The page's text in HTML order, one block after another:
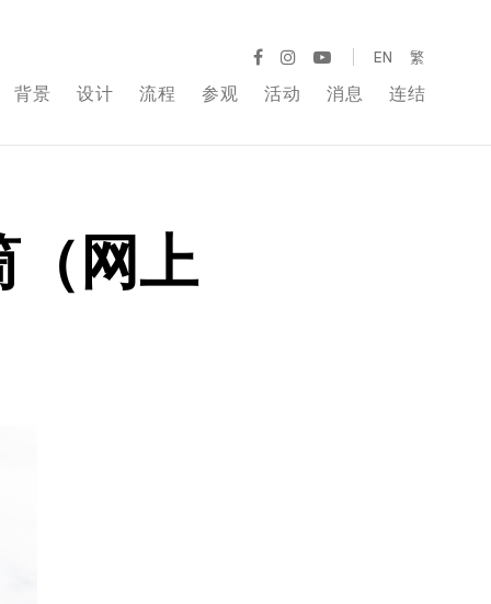
背景 设计 流程 参观 活动 消息 连结
EN 繁
（网上